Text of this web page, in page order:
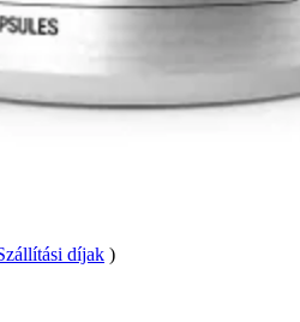
díjak )